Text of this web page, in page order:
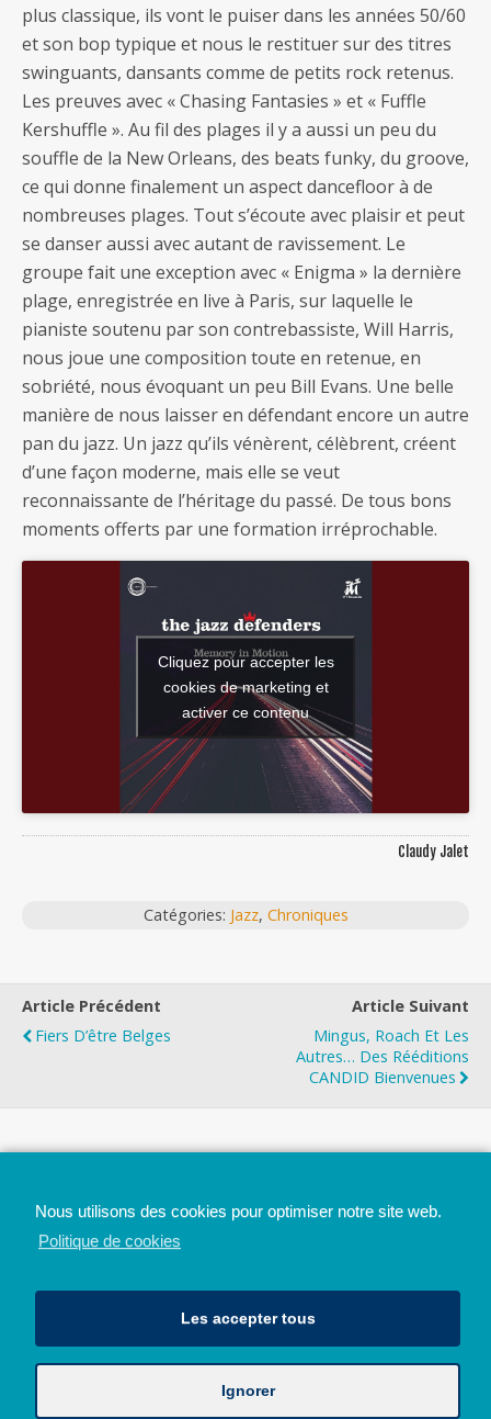
plus classique, ils vont le puiser dans les années 50/60
et son bop typique et nous le restituer sur des titres
swinguants, dansants comme de petits rock retenus.
Les preuves avec « Chasing Fantasies » et « Fuffle
Kershuffle ». Au fil des plages il y a aussi un peu du
souffle de la New Orleans, des beats funky, du groove,
ce qui donne finalement un aspect dancefloor à de
nombreuses plages. Tout s’écoute avec plaisir et peut
se danser aussi avec autant de ravissement. Le
groupe fait une exception avec « Enigma » la dernière
plage, enregistrée en live à Paris, sur laquelle le
pianiste soutenu par son contrebassiste, Will Harris,
nous joue une composition toute en retenue, en
sobriété, nous évoquant un peu Bill Evans. Une belle
manière de nous laisser en défendant encore un autre
pan du jazz. Un jazz qu’ils vénèrent, célèbrent, créent
d’une façon moderne, mais elle se veut
reconnaissante de l’héritage du passé. De tous bons
moments offerts par une formation irréprochable.
Cliquez pour accepter les
cookies de marketing et
activer ce contenu
Claudy Jalet
Catégories: Jazz, Chroniques
Article Précédent
Fiers D’être Belges
Article Suivant
Mingus, Roach Et Les
Autres… Des Rééditions
CANDID Bienvenues
Avec le soutien de la Province de Liège
Nous utilisons des cookies pour optimiser notre site web.
Politique de cookies
Les accepter tous
Ignorer